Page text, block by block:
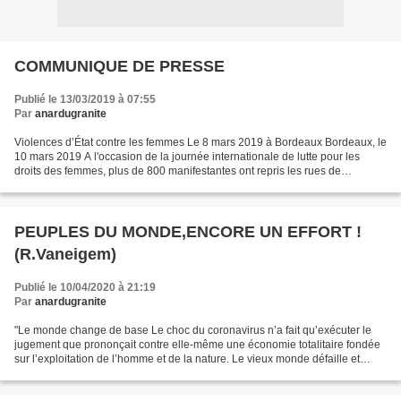
COMMUNIQUE DE PRESSE
Publié le 13/03/2019 à 07:55
Par anardugranite
Violences d’État contre les femmes Le 8 mars 2019 à Bordeaux Bordeaux, le
10 mars 2019 A l'occasion de la journée internationale de lutte pour les
droits des femmes, plus de 800 manifestantes ont repris les rues de
PEUPLES DU MONDE,ENCORE UN EFFORT !
(R.Vaneigem)
Publié le 10/04/2020 à 21:19
Par anardugranite
"Le monde change de base Le choc du coronavirus n’a fait qu’exécuter le
jugement que prononçait contre elle-même une économie totalitaire fondée
sur l’exploitation de l’homme et de la nature. Le vieux monde défaille et